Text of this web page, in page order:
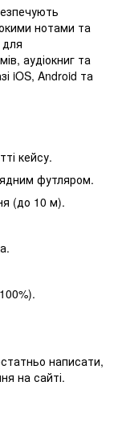
нотами та
аудіокниг та
iOS, Android та
кейсу.
футляром.
(до 10 м).
написати,
на сайті.